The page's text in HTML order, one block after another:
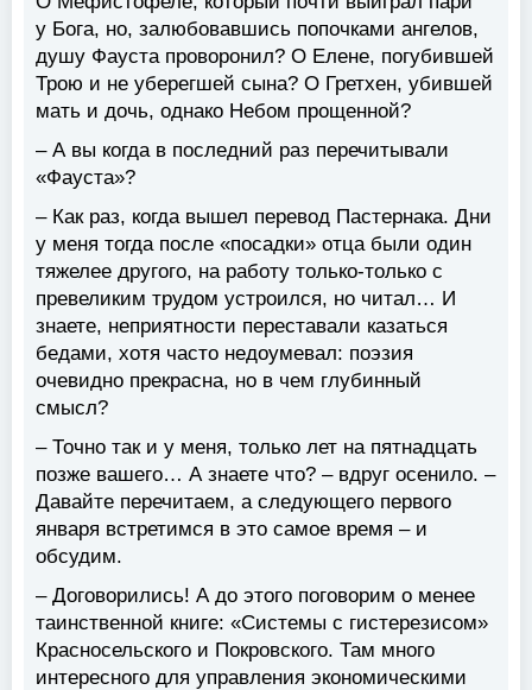
у Бога, но, залюбовавшись попочками ангелов,
душу Фауста проворонил? О Елене, погубившей
Трою и не уберегшей сына? О Гретхен, убившей
мать и дочь, однако Небом прощенной?
– А вы когда в последний раз перечитывали
«Фауста»?
– Как раз, когда вышел перевод Пастернака. Дни
у меня тогда после «посадки» отца были один
тяжелее другого, на работу только-только с
превеликим трудом устроился, но читал… И
знаете, неприятности переставали казаться
бедами, хотя часто недоумевал: поэзия
очевидно прекрасна, но в чем глубинный
смысл?
– Точно так и у меня, только лет на пятнадцать
позже вашего… А знаете что? – вдруг осенило. –
Давайте перечитаем, а следующего первого
января встретимся в это самое время – и
обсудим.
– Договорились! А до этого поговорим о менее
таинственной книге: «Системы с гистерезисом»
Красносельского и Покровского. Там много
интересного для управления экономическими